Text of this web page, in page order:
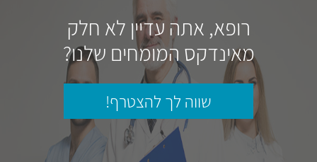
רופא, אתה עדיין לא חלק
מאינדקס המומחים שלנו?
שווה לך להצטרף!